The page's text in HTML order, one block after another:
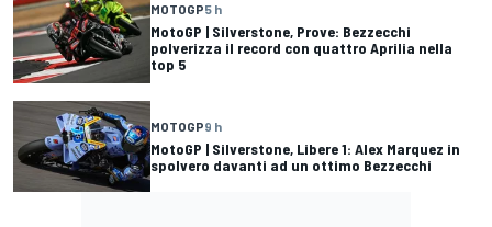
MOTOGP5 h
MotoGP | Silverstone, Prove: Bezzecchi
polverizza il record con quattro Aprilia nella
top 5
MOTOGP9 h
MotoGP | Silverstone, Libere 1: Alex Marquez in
spolvero davanti ad un ottimo Bezzecchi